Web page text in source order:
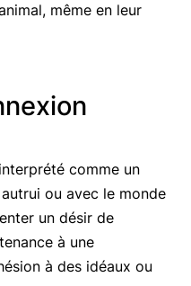
même en leur
comme un
ou avec le monde
un désir de
à une
à des idéaux ou